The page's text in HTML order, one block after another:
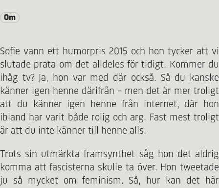
Om
Sofie vann ett humorpris 2015 och hon tycker att vi
slutade prata om det alldeles för tidigt. Kommer du
ihåg tv? Ja, hon var med där också. Så du kanske
känner igen henne därifrån – men det är mer troligt
att du känner igen henne från internet, där hon
ibland har varit både rolig och arg. Fast mest troligt
är att du inte känner till henne alls.
Trots sin utmärkta framsynthet såg hon det aldrig
komma att fascisterna skulle ta över. Hon tweetade
ju så mycket om feminism. Så, hur kan det här